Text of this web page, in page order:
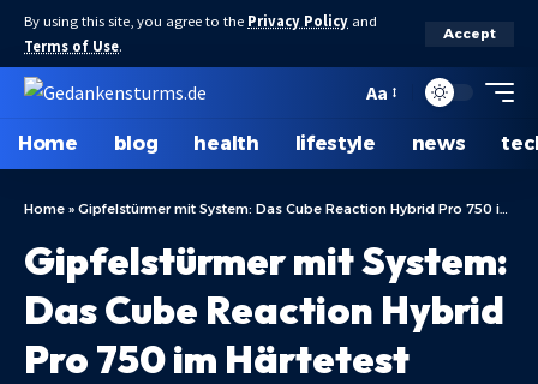
By using this site, you agree to the Privacy Policy and
Terms of Use.
Accept
Aa
Home blog health lifestyle news
Home » Gipfelstürmer mit System: Das Cube Reaction Hybrid Pro 750 im Härtetest
Gipfelstürmer mit System:
Das Cube Reaction Hybrid
Pro 750 im Härtetest